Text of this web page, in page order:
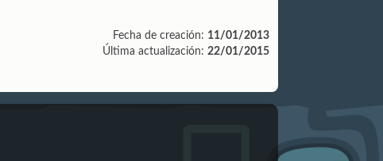
Fecha de creación: 11/01/2013
Última actualización: 22/01/2015